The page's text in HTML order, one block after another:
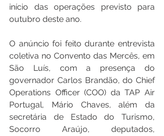
início das operações previsto para
outubro deste ano.
O anúncio foi feito durante entrevista
coletiva no Convento das Mercês, em
São Luís, com a presença do
governador Carlos Brandão, do Chief
Operations Officer (COO) da TAP Air
Portugal, Mário Chaves, além da
secretária de Estado do Turismo,
Socorro Araújo, deputados,